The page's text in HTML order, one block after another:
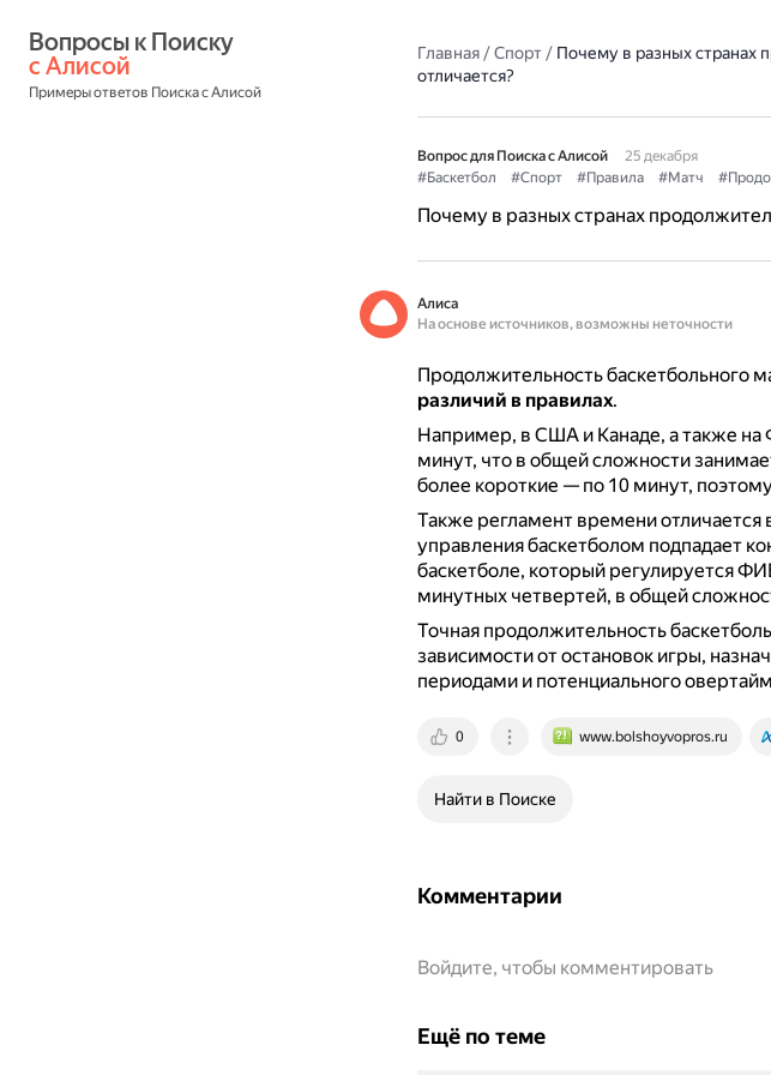
с Алисой
Примеры ответов Поиска с Алисой
Главная/Спорт/ Почему в разных странах
отличается?
Вопрос для Поиска с Алисой
25 декабря
#Баскетбол
#Спорт #Правила #Матч
Почему в разных странах
Алиса
На основе источников, возможны неточности
Продолжительность баскетбольного
различий в правилах.
Например, в США и Канаде, а также на
минут, что в общей сложности
более короткие — по 10 минут,
Также регламент времени отличается
управления баскетболом подпадает
баскетболе, который регулируется
минутных четвертей, в общей
Точная продолжительность
зависимости от остановок игры,
периодами и потенциального
0 www.bolshoyvopros.ru
Найти в Поиске
Комментарии
Войдите, чтобы комментировать
Ещё по теме